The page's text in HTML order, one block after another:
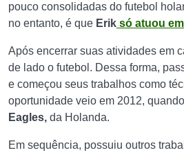
pouco consolidadas do futebol
no entanto, é que Erik só atuou
Após encerrar suas atividades em
de lado o futebol. Dessa forma,
e começou seus trabalhos como
oportunidade veio em 2012,
Eagles, da Holanda.
Em sequência, possuiu outros